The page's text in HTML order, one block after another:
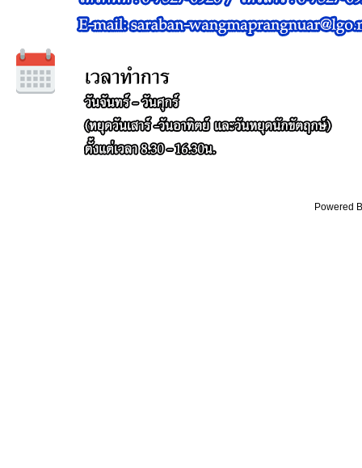
Powered